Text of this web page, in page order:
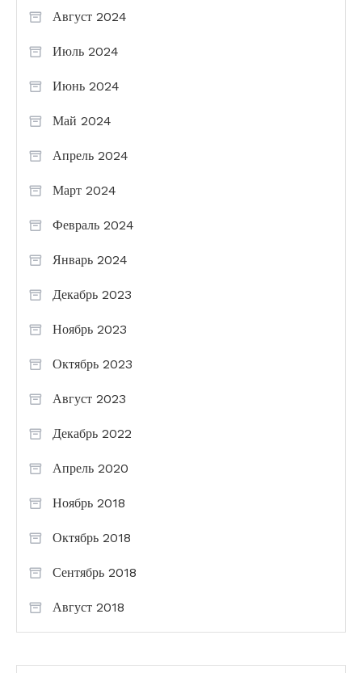
Август 2024
Июль 2024
Июнь 2024
Май 2024
Апрель 2024
Март 2024
Февраль 2024
Январь 2024
Декабрь 2023
Ноябрь 2023
Октябрь 2023
Август 2023
Декабрь 2022
Апрель 2020
Ноябрь 2018
Октябрь 2018
Сентябрь 2018
Август 2018